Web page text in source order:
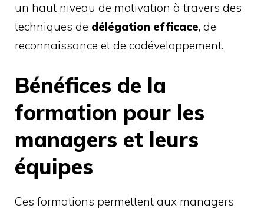
un haut niveau de motivation à travers des
techniques de délégation efficace, de
reconnaissance et de codéveloppement.
Bénéfices de la
formation pour les
managers et leurs
équipes
Ces formations permettent aux managers